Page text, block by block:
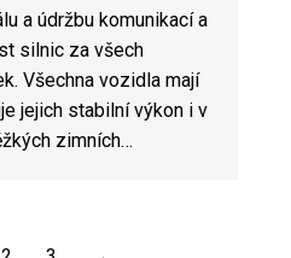
a údržbu komunikací a
silnic za všech
Všechna vozidla mají
jejich stabilní výkon i v
zimních…